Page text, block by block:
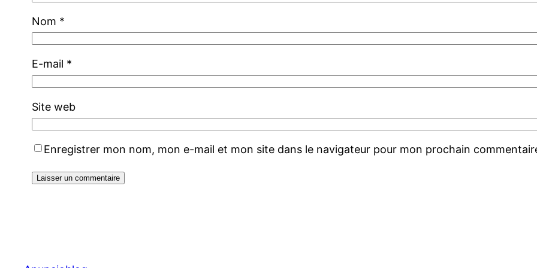
Nom *
E-mail *
Site web
Enregistrer mon nom, mon e-mail et mon site dans le navigateur pour mon prochain